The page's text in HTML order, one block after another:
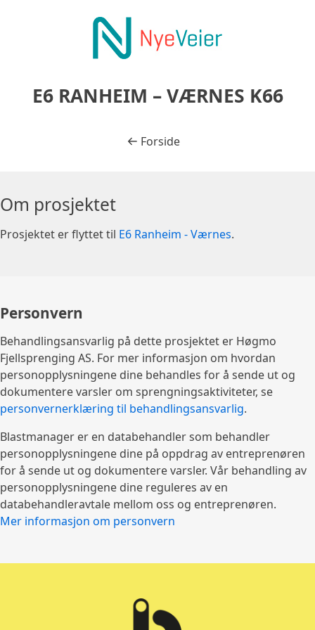
Gå til prosjektets innhold
E6 RANHEIM – VÆRNES K66
Tilbake til
Forside
Om prosjektet
Prosjektet er flyttet til E6 Ranheim - Værnes.
Personvern
Behandlingsansvarlig på dette prosjektet er Høgmo
Fjellsprenging AS. For mer informasjon om hvordan
personopplysningene dine behandles for å sende ut og
dokumentere varsler om sprengningsaktiviteter, se
personvernerklæring til behandlingsansvarlig.
Blastmanager er en databehandler som behandler
personopplysningene dine på oppdrag av entreprenøren
for å sende ut og dokumentere varsler. Vår behandling av
personopplysningene dine reguleres av en
databehandleravtale mellom oss og entreprenøren.
Mer informasjon om personvern